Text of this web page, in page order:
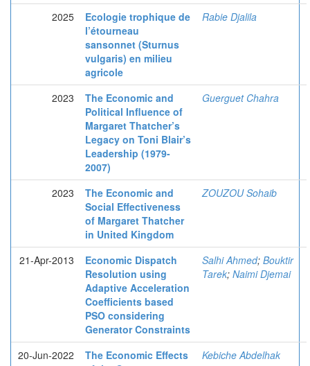
2025
Ecologie trophique de
l’étourneau
sansonnet (Sturnus
vulgaris) en milieu
agricole
Rabie Djalila
2023
The Economic and
Political Influence of
Margaret Thatcher’s
Legacy on Toni Blair’s
Leadership (1979-
2007)
Guerguet Chahra
2023
The Economic and
Social Effectiveness
of Margaret Thatcher
in United Kingdom
ZOUZOU Sohaib
21-Apr-2013
Economic Dispatch
Resolution using
Adaptive Acceleration
Coefficients based
PSO considering
Generator Constraints
Salhi Ahmed; Bouktir
Tarek; Naimi Djemai
20-Jun-2022
The Economic Effects
Kebiche Abdelhak